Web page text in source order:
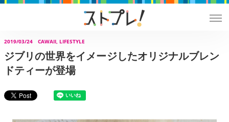
2019/03/24 CAWAII, LIFESTYLE
ジブリの世界をイメージしたオリジナルブレン
ドティーが登場